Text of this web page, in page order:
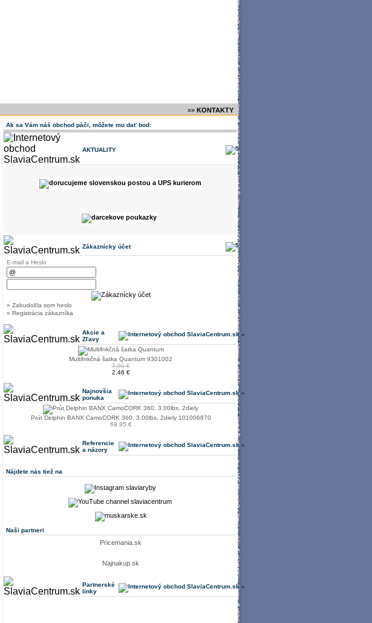
»» KONTAKTY
Ak sa Vám náš obchod páči, môžete mu dať bod:
AKTUALITY
Zákaznícky účet
E-mail a Heslo
» Zabudol/la som heslo
» Registrácia zákazníka
Akcie a
Zľavy
Multifnkčná šatka Quantum 9301002
7,90 €
2,46 €
Najnovšia
ponuka
Prút Delphin BANX CamoCORK 360, 3.00lbs, 2diely 101006870
69,95 €
Referencie
a názory
Nájdete nás tiež na
Naši partneri
Pricemania.sk
Najnakup.sk
Partnerské
linky